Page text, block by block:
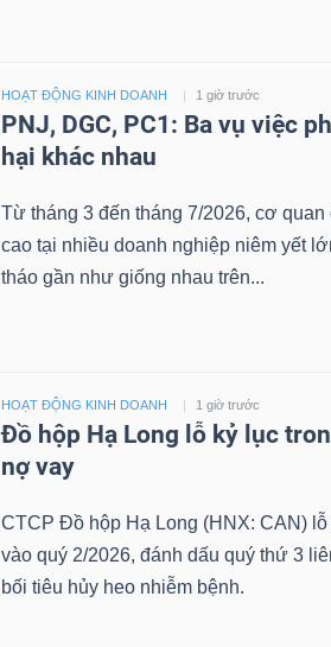
HOẠT ĐỘNG KINH DOANH 1 giờ trước
PNJ, DGC, PC1: Ba vụ việc
hại khác nhau
Từ tháng 3 đến tháng 7/2026, cơ
cao tại nhiều doanh nghiệp niêm yết
tháo gần như giống nhau trên...
HOẠT ĐỘNG KINH DOANH 1 giờ trước
Đồ hộp Hạ Long lỗ kỷ lục
nợ vay
CTCP Đồ hộp Hạ Long (HNX: CAN)
vào quý 2/2026, đánh dấu quý thứ 3
bối tiêu hủy heo nhiễm bệnh.